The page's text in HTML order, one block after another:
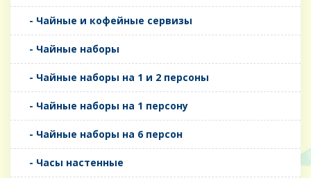
- Чайные и кофейные сервизы
- Чайные наборы
- Чайные наборы на 1 и 2 персоны
- Чайные наборы на 1 персону
- Чайные наборы на 6 персон
- Часы настенные